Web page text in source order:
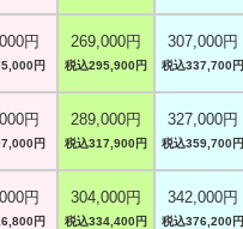
円
円
269,000円
税込295,900円
307,000円
税込337,700円
円
円
289,000円
税込317,900円
327,000円
税込359,700円
円
円
304,000円
税込334,400円
342,000円
税込376,200円